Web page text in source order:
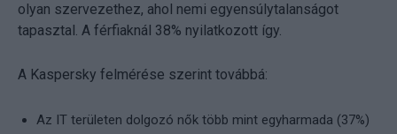
olyan szervezethez, ahol nemi egyensúlytalanságot
tapasztal. A férfiaknál 38% nyilatkozott így.
A Kaspersky felmérése szerint továbbá:
Az IT területen dolgozó nők több mint egyharmada (37%)